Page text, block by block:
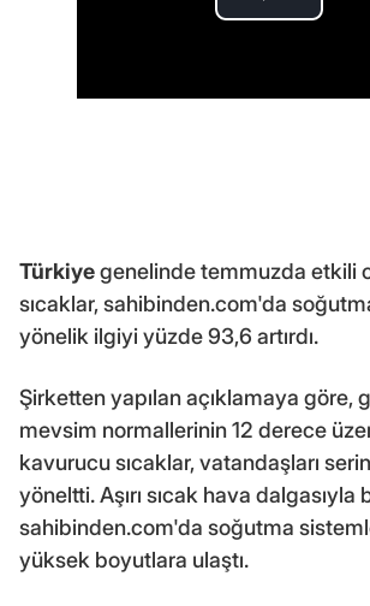
Türkiyegenelinde temmuzda etkili
sıcaklar, sahibinden.com'da
yönelik ilgiyi yüzde 93,6 artırdı.
Şirketten yapılan açıklamaya göre,
mevsim normallerinin 12 derece
kavurucu sıcaklar, vatandaşları
yöneltti. Aşırı sıcak hava dalgasıyla
sahibinden.com'da soğutma
yüksek boyutlara ulaştı.